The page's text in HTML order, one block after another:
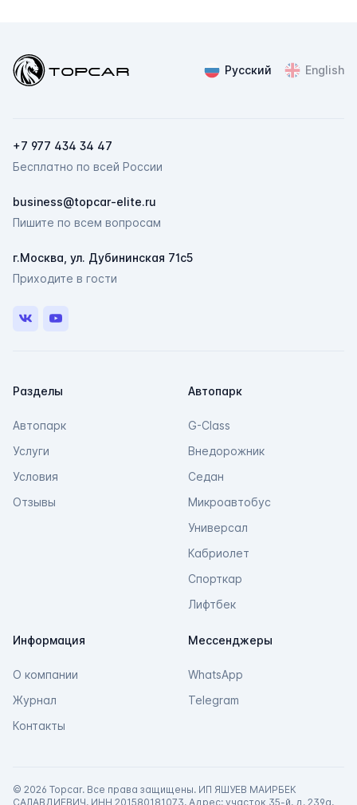
Topcar Русский English
+7 977 434 34 47
Бесплатно по всей России
business@topcar-elite.ru
Пишите по всем вопросам
г.Москва, ул. Дубининская 71с5
Приходите в гости
VK Youtube
Разделы
Автопарк
Услуги
Условия
Отзывы
Автопарк
G-Class
Внедорожник
Седан
Микроавтобус
Универсал
Кабриолет
Спорткар
Лифтбек
Информация
О компании
Журнал
Контакты
Мессенджеры
WhatsApp
Telegram
© 2026 Topcar. Все права защищены. ИП ЯШУЕВ МАИРБЕК
САЛАВДИЕВИЧ, ИНН 201580181073, Адрес: участок 35-й, д. 239а,
ChatApp
Мессенджеры
Свяжитесь с нами через любой удобный